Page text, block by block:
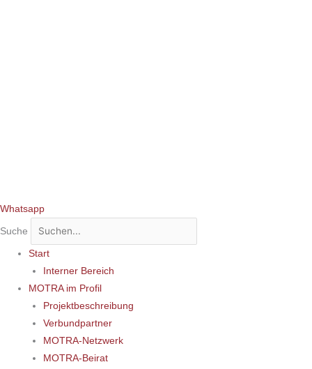
Whatsapp
Suche
Start
Interner Bereich
MOTRA im Profil
Projektbeschreibung
Verbundpartner
MOTRA-Netzwerk
MOTRA-Beirat